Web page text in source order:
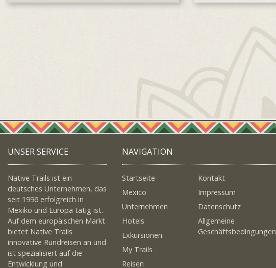
UNSER SERVICE
Native Trails ist ein
deutsches Unternehmen, das
seit 1996 erfolgreich in
Mexiko und Europa tätig ist.
Auf dem europäischen Markt
bietet Native Trails
innovative Rundreisen an und
ist spezialisiert auf die
Entwicklung und
NAVIGATION
Startseite
Mexico
Unternehmen
Hotels
Exkursionen
My Trails
Reisen
Kontakt
Impressum
Datenschutz
Allgemeine
Geschäftsbedingungen